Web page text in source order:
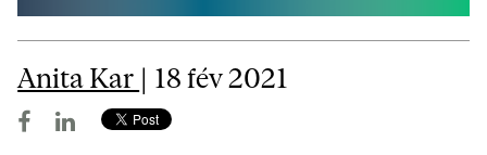
Anita Kar | 18 fév 2021